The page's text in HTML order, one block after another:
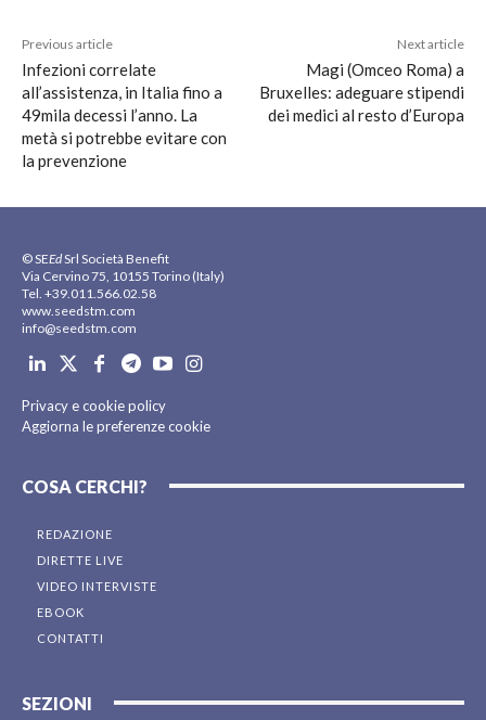
Previous article
Infezioni correlate
all’assistenza, in Italia fino a
49mila decessi l’anno. La
metà si potrebbe evitare con
la prevenzione
Next article
Magi (Omceo Roma) a
Bruxelles: adeguare stipendi
dei medici al resto d’Europa
© SEEdSrl Società Benefit
Via Cervino 75, 10155 Torino (Italy)
Tel. +39.011.566.02.58
www.seedstm.com
info@seedstm.com
Privacy e cookie policy
Aggiorna le preferenze cookie
COSA CERCHI?
REDAZIONE
DIRETTE LIVE
VIDEO INTERVISTE
EBOOK
CONTATTI
SEZIONI